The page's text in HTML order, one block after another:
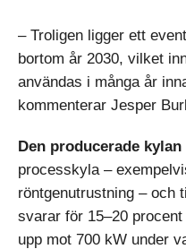
– Troligen ligger ett
bortom år 2030, vilket
användas i många år
kommenterar Jesper
Den producerade kylan
processkyla –
röntgenutrustning – och
svarar för 15–20
upp mot 700 kW under